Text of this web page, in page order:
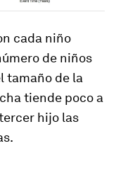
cada niño
de niños
tamaño de la
tiende poco a
hijo las